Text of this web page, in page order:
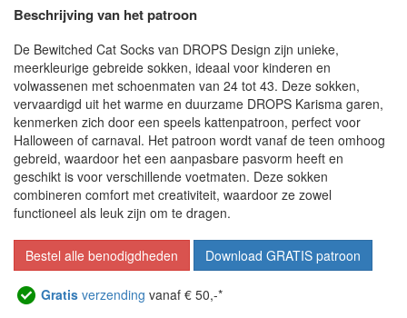
Beschrijving van het patroon
De Bewitched Cat Socks van DROPS Design zijn unieke,
meerkleurige gebreide sokken, ideaal voor kinderen en
volwassenen met schoenmaten van 24 tot 43. Deze sokken,
vervaardigd uit het warme en duurzame DROPS Karisma garen,
kenmerken zich door een speels kattenpatroon, perfect voor
Halloween of carnaval. Het patroon wordt vanaf de teen omhoog
gebreid, waardoor het een aanpasbare pasvorm heeft en
geschikt is voor verschillende voetmaten. Deze sokken
combineren comfort met creativiteit, waardoor ze zowel
functioneel als leuk zijn om te dragen.
Bestel alle benodigdheden Download GRATIS patroon
Gratis verzending vanaf € 50,-*